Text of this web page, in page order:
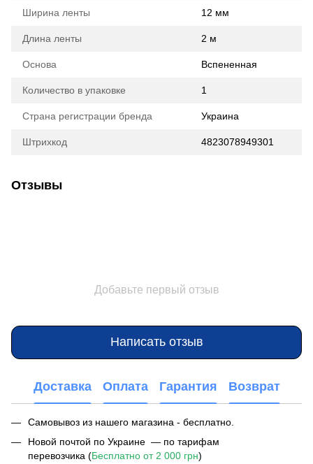
Ширина ленты 12 мм
Длина ленты 2 м
Основа Вспененная
Количество в упаковке 1
Страна регистрации бренда Украина
Штрихкод 4823078949301
Отзывы
Добавьте первый отзыв
Написать отзыв
Доставка Оплата Гарантия Возврат
Самовывоз из нашего магазина - бесплатно.
Новой почтой по Украине — по тарифам
перевозчика (Бесплатно от 2 000 грн)